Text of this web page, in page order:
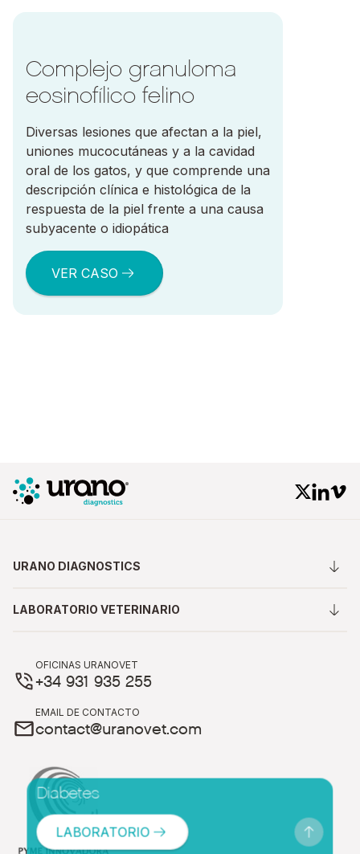
Diabetes
LABORATORIO
Complejo granuloma
eosinofílico felino
Diversas lesiones que afectan a la piel,
uniones mucocutáneas y a la cavidad
oral de los gatos, y que comprende una
descripción clínica e histológica de la
respuesta de la piel frente a una causa
subyacente o idiopática
VER CASO
URANO DIAGNOSTICS
LABORATORIO VETERINARIO
OFICINAS URANOVET
+34 931 935 255
EMAIL DE CONTACTO
contact@uranovet.com